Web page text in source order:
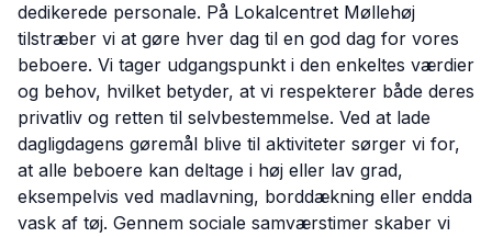
dedikerede personale. På Lokalcentret Møllehøj
tilstræber vi at gøre hver dag til en god dag for vores
beboere. Vi tager udgangspunkt i den enkeltes værdier
og behov, hvilket betyder, at vi respekterer både deres
privatliv og retten til selvbestemmelse. Ved at lade
dagligdagens gøremål blive til aktiviteter sørger vi for,
at alle beboere kan deltage i høj eller lav grad,
eksempelvis ved madlavning, borddækning eller endda
vask af tøj. Gennem sociale samværstimer skaber vi